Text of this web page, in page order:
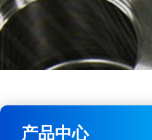
产品中心